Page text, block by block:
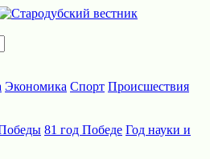
Экономика Спорт Происшествия
81 год Победе Год науки и